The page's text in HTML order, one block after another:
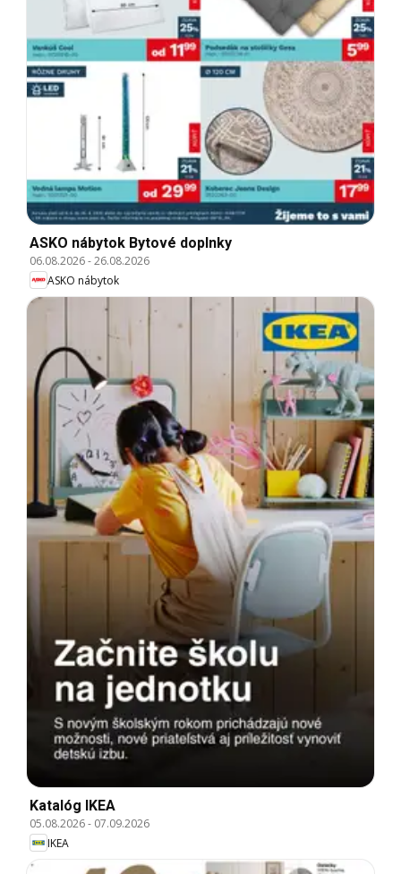
ASKO nábytok Bytové doplnky
06.08.2026-26.08.2026
ASKO nábytok
Katalóg IKEA
05.08.2026- 07.09.2026
IKEA